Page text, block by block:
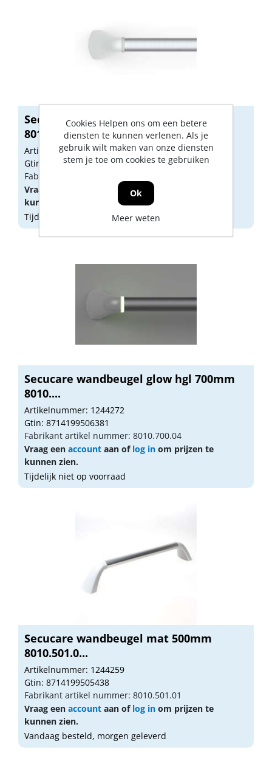
Secucare wandbeugel mat 600mm
8010.601.0...
Artikelnummer: 1244267
Gtin: 8714199505490
Fabrikant artikel nummer: 8010.601.01
Vraag een
aan oflog in
kunnen zien.
Tijdelijk niet op voorraad
Secucare wandbeugel glow hgl 700mm
8010....
Artikelnummer: 1244272
Gtin: 8714199506381
Fabrikant artikel nummer: 8010.700.04
Vraag een account aan of log in om prijzen te
kunnen zien.
Tijdelijk niet op voorraad
Secucare wandbeugel mat 500mm
8010.501.0...
Artikelnummer: 1244259
Gtin: 8714199505438
Fabrikant artikel nummer: 8010.501.01
Vraag een account aan of log in om prijzen te
kunnen zien.
Vandaag besteld, morgen geleverd
Cookies Helpen ons om een betere
diensten te kunnen verlenen. Als je
gebruik wilt maken van onze diensten
stem je toe om cookies te gebruiken
Ok
Meer weten